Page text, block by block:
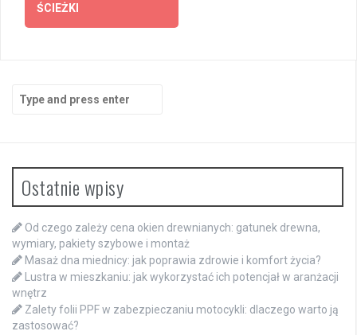
ŚCIEŻKI
for:
Ostatnie wpisy
Od czego zależy cena okien drewnianych: gatunek drewna,
wymiary, pakiety szybowe i montaż
Masaż dna miednicy: jak poprawia zdrowie i komfort życia?
Lustra w mieszkaniu: jak wykorzystać ich potencjał w aranżacji
wnętrz
Zalety folii PPF w zabezpieczaniu motocykli: dlaczego warto ją
zastosować?